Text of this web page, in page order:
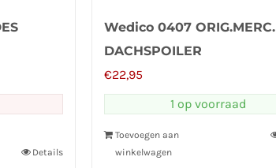
Details
Wedico 0407 ORIG.MERC.
DACHSPOILER
€22,95
1 op voorraad
Toevoegen aan
winkelwagen